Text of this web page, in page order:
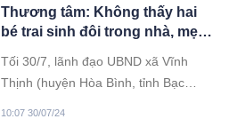
Thương tâm: Không thấy hai
bé trai sinh đôi trong nhà, mẹ
hai bé tử vong dưới ao tôm sau
nhà
Tối 30/7, lãnh đạo UBND xã Vĩnh
Thịnh (huyện Hòa Bình, tỉnh Bạc
10:07 30/07/24